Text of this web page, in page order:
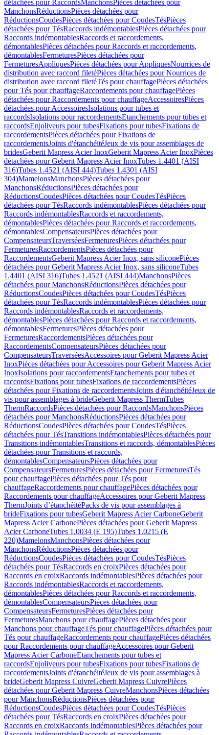
détachées pour RaccordsManchonsPièces détachées pour
ManchonsRéductionsPièces détachées pour
RéductionsCoudesPièces détachées pour CoudesTésPièces
détachées pour TésRaccords indémontablesPièces détachées pour
Raccords indémontablesRaccords et raccordements,
démontablesPièces détachées pour Raccords et raccordements,
démontablesFermeturesPièces détachées pour
FermeturesAppliquesPièces détachées pour AppliquesNourrices de
distribution avec raccord filetéPièces détachées pour Nourrices de
distribution avec raccord filetéTés pour chauffagePièces détachées
pour Tés pour chauffageRaccordements pour chauffagePièces
détachées pour Raccordements pour chauffageAccessoiresPièces
détachées pour AccessoiresIsolations pour tubes et
raccordsIsolations pour raccordementsEtanchements pour tubes et
raccordsEnjoliveurs pour tubesFixations pour tubesFixations de
raccordementsPièces détachées pour Fixations de
raccordementsJoints d'étanchéitéJeux de vis pour assemblages de
bridesGeberit Mapress Acier InoxGeberit Mapress Acier InoxPièces
détachées pour Geberit Mapress Acier InoxTubes 1.4401 (AISI
316)Tubes 1.4521 (AISI 444)Tubes 1.4301 (AISI
304)MamelonsManchonsPièces détachées pour
ManchonsRéductionsPièces détachées pour
RéductionsCoudesPièces détachées pour CoudesTésPièces
détachées pour TésRaccords indémontablesPièces détachées pour
Raccords indémontablesRaccords et raccordements,
démontablesPièces détachées pour Raccords et raccordements,
démontablesCompensateursPièces détachées pour
CompensateursTraverséesFermeturesPièces détachées pour
FermeturesRaccordementsPièces détachées pour
RaccordementsGeberit Mapress Acier Inox, sans siliconePièces
détachées pour Geberit Mapress Acier Inox, sans siliconeTubes
1.4401 (AISI 316)Tubes 1.4521 (AISI 444)ManchonsPièces
détachées pour ManchonsRéductionsPièces détachées pour
RéductionsCoudesPièces détachées pour CoudesTésPièces
détachées pour TésRaccords indémontablesPièces détachées pour
Raccords indémontablesRaccords et raccordements,
démontablesPièces détachées pour Raccords et raccordements,
démontablesFermeturesPièces détachées pour
FermeturesRaccordementsPièces détachées pour
RaccordementsCompensateursPièces détachées pour
CompensateursTraverséesAccessoires pour Geberit Mapress Acier
InoxPièces détachées pour Accessoires pour Geberit Mapress Acier
InoxIsolations pour raccordementsEtanchements pour tubes et
raccordsFixations pour tubesFixations de raccordementsPièces
détachées pour Fixations de raccordementsJoints d'étanchéitéJeux de
vis pour assemblages à brideGeberit Mapress ThermTubes
ThermRaccordsPièces détachées pour RaccordsManchonsPièces
détachées pour ManchonsRéductionsPièces détachées pour
RéductionsCoudesPièces détachées pour CoudesTésPièces
détachées pour TésTransitions indémontablesPièces détachées pour
Transitions indémontablesTransitions et raccords, démontablesPièces
détachées pour Transitions et raccords,
démontablesCompensateursPièces détachées pour
CompensateursFermeturesPièces détachées pour FermeturesTés
pour chauffagePièces détachées pour Tés pour
chauffageRaccordements pour chauffagePièces détachées pour
Raccordements pour chauffageAccessoires pour Geberit Mapress
ThermJoints d’étanchéitéPacks de vis pour assemblages à
brideFixations pour tubesGeberit Mapress Acier CarboneGeberit
Mapress Acier CarbonePièces détachées pour Geberit Mapress
Acier CarboneTubes 1.0034 (E 195)Tubes 1.0215 (E
220)MamelonsManchonsPièces détachées pour
ManchonsRéductionsPièces détachées pour
RéductionsCoudesPièces détachées pour CoudesTésPièces
détachées pour TésRaccords en croixPièces détachées pour
Raccords en croixRaccords indémontablesPièces détachées pour
Raccords indémontablesRaccords et raccordements,
démontablesPièces détachées pour Raccords et raccordements,
démontablesCompensateursPièces détachées pour
CompensateursFermeturesPièces détachées pour
FermeturesManchons pour chauffagePièces détachées pour
Manchons pour chauffageTés pour chauffagePièces détachées pour
Tés pour chauffageRaccordements pour chauffagePièces détachées
pour Raccordements pour chauffageAccessoires pour Geberit
Mapress Acier CarboneEtanchements pour tubes et
raccordsEnjoliveurs pour tubesFixations pour tubesFixations de
raccordementsJoints d'étanchéitéJeux de vis pour assemblages à
brideGeberit Mapress CuivreGeberit Mapress CuivrePièces
détachées pour Geberit Mapress CuivreManchonsPièces détachées
pour ManchonsRéductionsPièces détachées pour
RéductionsCoudesPièces détachées pour CoudesTésPièces
détachées pour TésRaccords en croixPièces détachées pour
Raccords en croixRaccords indémontablesPièces détachées pour